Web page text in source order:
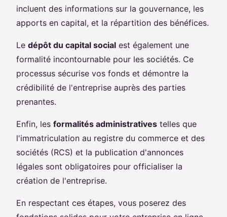
incluent des informations sur la gouvernance, les
apports en capital, et la répartition des bénéfices.
Le dépôt du capital social est également une
formalité incontournable pour les sociétés. Ce
processus sécurise vos fonds et démontre la
crédibilité de l'entreprise auprès des parties
prenantes.
Enfin, les formalités administratives telles que
l'immatriculation au registre du commerce et des
sociétés (RCS) et la publication d'annonces
légales sont obligatoires pour officialiser la
création de l'entreprise.
En respectant ces étapes, vous poserez des